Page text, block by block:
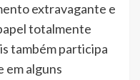
extravagante e
totalmente
também participa
em alguns